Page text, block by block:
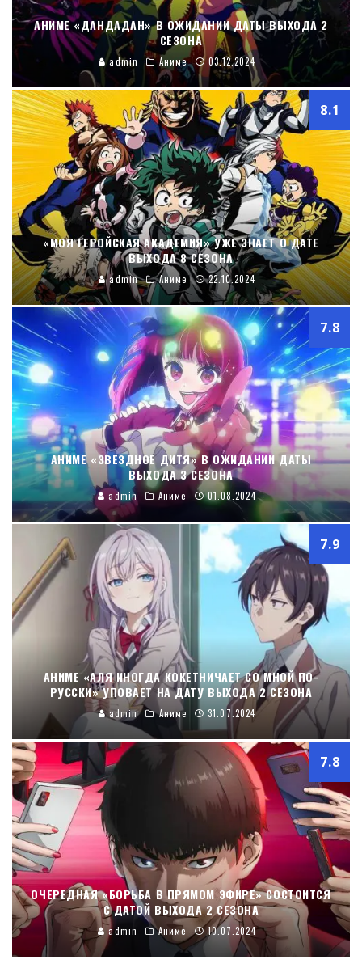
АНИМЕ «ДАНДАДАН» В ОЖИДАНИИ ДАТЫ ВЫХОДА 2
СЕЗОНА
admin Аниме 03.12.2024
8.1
«МОЯ ГЕРОЙСКАЯ АКАДЕМИЯ» УЖЕ ЗНАЕТ О ДАТЕ
ВЫХОДА 8 СЕЗОНА
admin Аниме 22.10.2024
7.8
АНИМЕ «ЗВЕЗДНОЕ ДИТЯ» В ОЖИДАНИИ ДАТЫ
ВЫХОДА 3 СЕЗОНА
admin Аниме 01.08.2024
7.9
АНИМЕ «АЛЯ ИНОГДА КОКЕТНИЧАЕТ СО МНОЙ ПО-
РУССКИ» УПОВАЕТ НА ДАТУ ВЫХОДА 2 СЕЗОНА
admin Аниме 31.07.2024
7.8
ОЧЕРЕДНАЯ «БОРЬБА В ПРЯМОМ ЭФИРЕ» СОСТОИТСЯ
С ДАТОЙ ВЫХОДА 2 СЕЗОНА
admin Аниме 10.07.2024